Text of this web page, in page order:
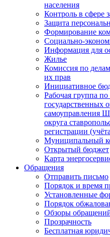
населения
Контроль в сфере
Защита
Формирование
Социально-
Информация для
Жилье
Комиссия по
их прав
Инициативное
Рабочая группа
государственных
самоуправления
округа
регистрации
Муниципальный
Открытый бюджет
Карта
Обращения
Отправить письмо
Порядок и время
Установленные
Порядок
Обзоры
Прозрачность
Бесплатная